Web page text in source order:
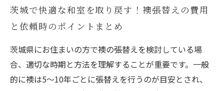
茨城で快適な和室を取り戻す！襖張替えの費用
と依頼時のポイントまとめ
茨城県にお住まいの方で襖の張替えを検討している場
合、適切な時期と方法を理解することが重要です。一般
的に襖は5～10年ごとに張替えを行うのが目安とされ、